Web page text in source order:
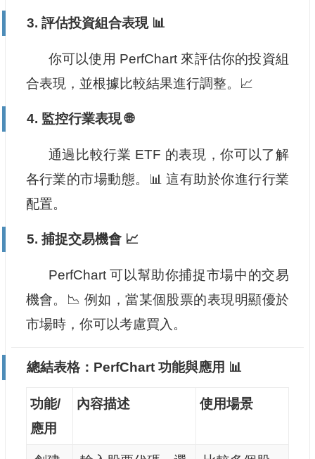
3. 評估投資組合表現 📊
你可以使用 PerfChart 來評估你的投資組
合表現，並根據比較結果進行調整。📈
4. 監控行業表現 🌐
通過比較行業 ETF 的表現，你可以了解
各行業的市場動態。📊 這有助於你進行行業
配置。
5. 捕捉交易機會 📈
PerfChart 可以幫助你捕捉市場中的交易
機會。📉 例如，當某個股票的表現明顯優於
市場時，你可以考慮買入。
總結表格：PerfChart 功能與應用 📊
功能/
應用
內容描述 使用場景